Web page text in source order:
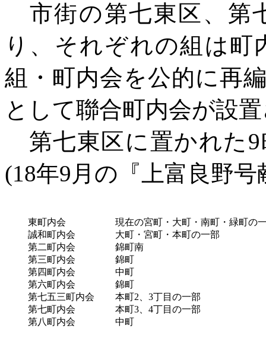
市街の第七東区、第
り、それぞれの組は
組・町内会を公的に再
として聯合町内会が設
第七東区に置かれた
(18年9月の『上富良野
東町内会
現在の宮町・大町・南町・緑町の
誠和町内会
大町・宮町・本町の一部
第二町内会
錦町南
第三町内会
錦町
第四町内会
中町
第六町内会
錦町
第七五三町内会
本町2、3丁目の一部
第七町内会
本町3、4丁目の一部
第八町内会
中町